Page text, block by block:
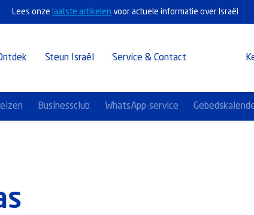
Lees onze laatste artikelen voor actuele informatie over Israël
Steun Israël Service & Contact
Businessclub WhatsApp-service